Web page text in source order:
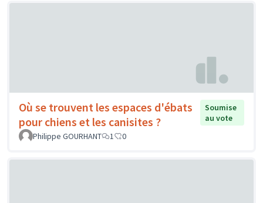
Où se trouvent les espaces d'ébats
pour chiens et les canisites ?
Soumise
au vote
Philippe GOURHANT
1 0